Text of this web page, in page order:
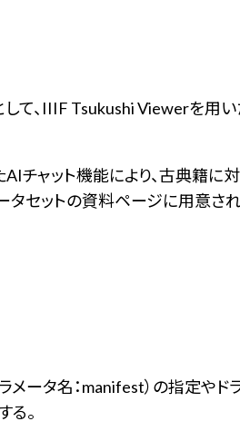
て、IIIF Tsukushi Viewerを用い
AIチャット機能により、古典籍
タセットの資料ページに用意さ
ータ名：manifest）の指定やドラ
。